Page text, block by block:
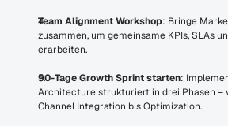
Team Alignment Workshop: Bringe
zusammen, um gemeinsame KPIs, SLAs
erarbeiten.
90-Tage Growth Sprint starten:
Architecture strukturiert in drei Phasen –
Channel Integration bis Optimization.